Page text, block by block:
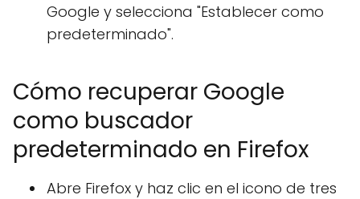
Google y selecciona "Establecer como
predeterminado".
Cómo recuperar Google
como buscador
predeterminado en Firefox
Abre Firefox y haz clic en el icono de tres